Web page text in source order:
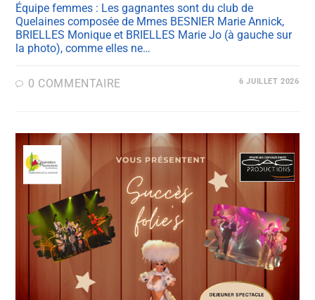
Équipe femmes : Les gagnantes sont du club de
Quelaines composée de Mmes BESNIER Marie Annick,
BRIELLES Monique et BRIELLES Marie Jo (à gauche sur
la photo), comme elles ne…
0 COMMENTAIRE 6 JUILLET 2026